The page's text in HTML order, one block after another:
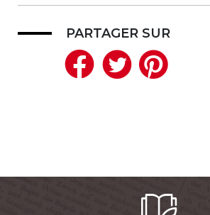
PARTAGER SUR
Facebook
Twitter